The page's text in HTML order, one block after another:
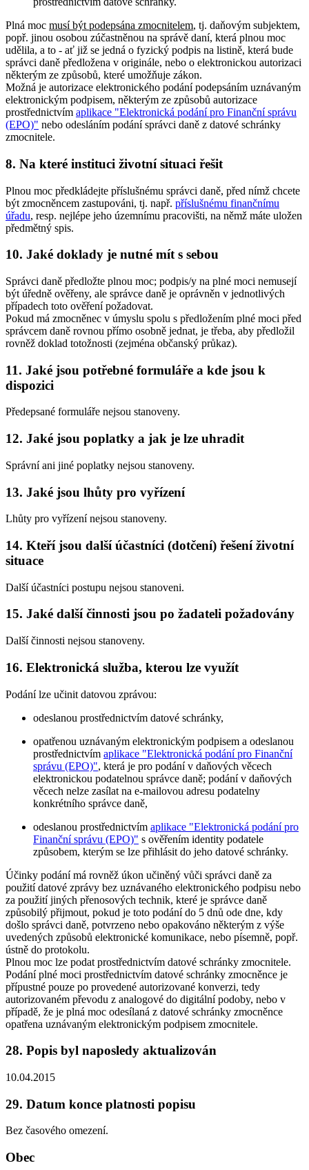
Plná moc musí být podepsána zmocnitelem, tj. daňovým subjektem,
popř. jinou osobou zúčastněnou na správě daní, která plnou moc
udělila, a to - ať již se jedná o fyzický podpis na listině, která bude
správci daně předložena v originále, nebo o elektronickou autorizaci
některým ze způsobů, které umožňuje zákon.
Možná je autorizace elektronického podání podepsáním uznávaným
elektronickým podpisem, některým ze způsobů autorizace
prostřednictvím aplikace "Elektronická podání pro Finanční správu
(EPO)" nebo odesláním podání správci daně z datové schránky
zmocnitele.
8. Na které instituci životní situaci řešit
Plnou moc předkládejte příslušnému správci daně, před nímž chcete
být zmocněncem zastupováni, tj. např. příslušnému finančnímu
úřadu, resp. nejlépe jeho územnímu pracovišti, na němž máte uložen
předmětný spis.
10. Jaké doklady je nutné mít s sebou
Správci daně předložte plnou moc; podpis/y na plné moci nemusejí
být úředně ověřeny, ale správce daně je oprávněn v jednotlivých
případech toto ověření požadovat.
Pokud má zmocněnec v úmyslu spolu s předložením plné moci před
správcem daně rovnou přímo osobně jednat, je třeba, aby předložil
rovněž doklad totožnosti (zejména občanský průkaz).
11. Jaké jsou potřebné formuláře a kde jsou k
dispozici
Předepsané formuláře nejsou stanoveny.
12. Jaké jsou poplatky a jak je lze uhradit
Správní ani jiné poplatky nejsou stanoveny.
13. Jaké jsou lhůty pro vyřízení
Lhůty pro vyřízení nejsou stanoveny.
14. Kteří jsou další účastníci (dotčení) řešení životní
situace
Další účastníci postupu nejsou stanoveni.
15. Jaké další činnosti jsou po žadateli požadovány
Další činnosti nejsou stanoveny.
16. Elektronická služba, kterou lze využít
Podání lze učinit datovou zprávou:
odeslanou prostřednictvím datové schránky,
opatřenou uznávaným elektronickým podpisem a odeslanou
prostřednictvím aplikace "Elektronická podání pro Finanční
správu (EPO)", která je pro podání v daňových věcech
elektronickou podatelnou správce daně; podání v daňových
věcech nelze zasílat na e-mailovou adresu podatelny
konkrétního správce daně,
odeslanou prostřednictvím aplikace "Elektronická podání pro
Finanční správu (EPO)" s ověřením identity podatele
způsobem, kterým se lze přihlásit do jeho datové schránky.
Účinky podání má rovněž úkon učiněný vůči správci daně za
použití datové zprávy bez uznávaného elektronického podpisu nebo
za použití jiných přenosových technik, které je správce daně
způsobilý přijmout, pokud je toto podání do 5 dnů ode dne, kdy
došlo správci daně, potvrzeno nebo opakováno některým z výše
uvedených způsobů elektronické komunikace, nebo písemně, popř.
ústně do protokolu.
Plnou moc lze podat prostřednictvím datové schránky zmocnitele.
Podání plné moci prostřednictvím datové schránky zmocněnce je
přípustné pouze po provedené autorizované konverzi, tedy
autorizovaném převodu z analogové do digitální podoby, nebo v
případě, že je plná moc odesílaná z datové schránky zmocněnce
opatřena uznávaným elektronickým podpisem zmocnitele.
28. Popis byl naposledy aktualizován
10.04.2015
29. Datum konce platnosti popisu
Bez časového omezení.
Obec